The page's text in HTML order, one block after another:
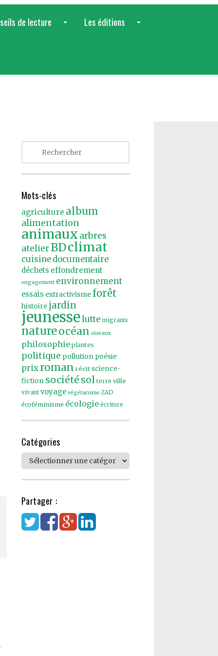
de lecture
Les éditions
Mots-clés
agriculture album
alimentation
animaux arbres
atelier BDclimat
cuisine documentaire
déchets effondrement
engagement environnement
essais extractivisme forêt
histoire jardin
jeunesselutte migrants
natureocéan oiseaux
philosophie plantes
politique pollution poésie
prix roman récit science-
fiction sociétésol terre ville
vivant voyage végétarisme ZAD
écoféminisme écologie écriture
Catégories
Catégories
Partager :